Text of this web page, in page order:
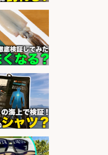
フ鹿児島
求人ボックス
布志
陳列業
選べる×
児島県/
フ鹿児島
求人ボックス